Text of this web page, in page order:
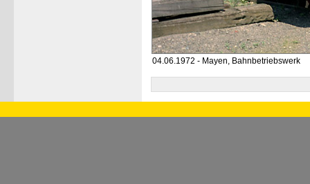
04.06.1972 - Mayen, Bahnbetriebswerk